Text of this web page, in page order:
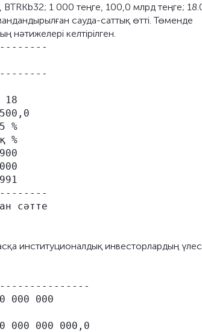
BTRKb32; 1 000 теңге, 100,0 млрд теңге;
сауда-саттық өтті. Төменде
келтірілген.
18
%
%
сәтте
институционалдық инвесторлардың
000 000
000 000 000,0